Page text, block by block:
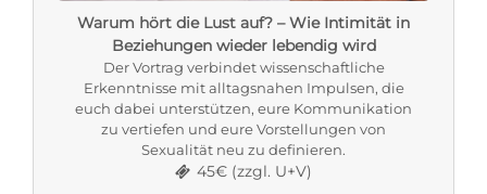
Warum hört die Lust auf? – Wie Intimität in
Beziehungen wieder lebendig wird
Der Vortrag verbindet wissenschaftliche
Erkenntnisse mit alltagsnahen Impulsen, die
euch dabei unterstützen, eure Kommunikation
zu vertiefen und eure Vorstellungen von
Sexualität neu zu definieren.
45€ (zzgl. U+V)